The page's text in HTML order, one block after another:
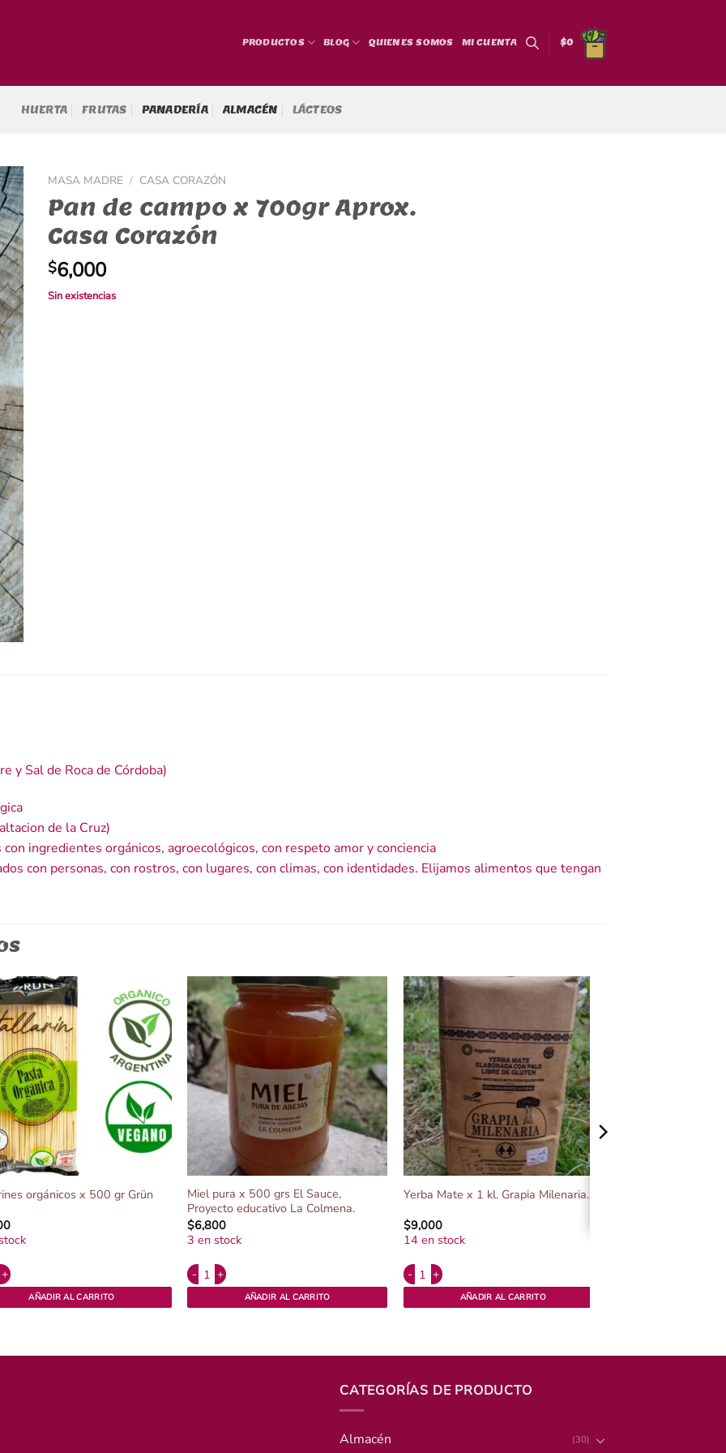
PRODUCTOS BLOG QUIENES SOMOS MI CUENTA $0
HUERTA FRUTAS PANADERÍA ALMACÉN LÁCTEOS
MASA MADRE / CASA CORAZÓN
Pan de campo x 700gr Aprox.
Casa Corazón
$6,000
Sin existencias
y Sal de Roca de Córdoba)
de la Cruz)
ingredientes orgánicos, agroecológicos, con respeto amor y conciencia
con personas, con rostros, con lugares, con climas, con identidades. Elijamos alimentos que tengan
orgánicos x 500 gr Grün
orgánicos x 500 gr Grün cantidad
AÑADIR AL CARRITO
Miel pura x 500 grs El Sauce,
Proyecto educativo La Colmena.
$6,800
3 en stock
Miel pura x 500 grs El Sauce, Proyecto educativo La Colmena. cantidad
AÑADIR AL CARRITO
Yerba Mate x 1 kl. Grapia Milenaria.
$9,000
14 en stock
Yerba Mate x 1 kl. Grapia Milenaria. cantidad
AÑADIR AL CARRITO
CATEGORÍAS DE PRODUCTO
Almacén (30)